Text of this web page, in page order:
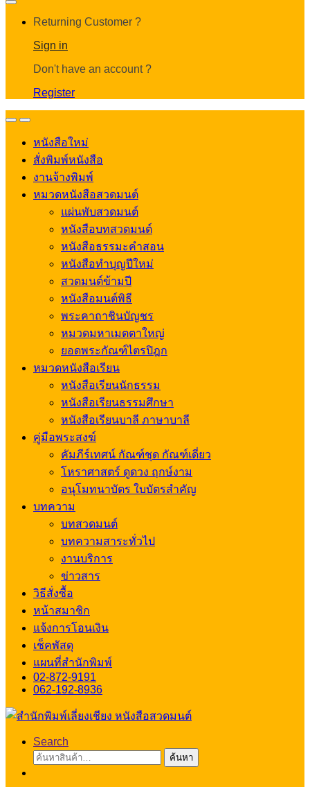
Returning Customer ?
Sign in
Don't have an account ?
Register
OpenClose
หนังสือใหม่
สั่งพิมพ์หนังสือ
งานจ้างพิมพ์
หมวดหนังสือสวดมนต์
แผ่นพับสวดมนต์
หนังสือบทสวดมนต์
หนังสือธรรมะคำสอน
หนังสือทำบุญปีใหม่
สวดมนต์ข้ามปี
หนังสือมนต์พิธี
พระคาถาชินบัญชร
หมวดมหาเมตตาใหญ่
ยอดพระกัณฑ์ไตรปิฎก
หมวดหนังสือเรียน
หนังสือเรียนนักธรรม
หนังสือเรียนธรรมศึกษา
หนังสือเรียนบาลี ภาษาบาลี
คู่มือพระสงฆ์
คัมภีร์เทศน์ กัณฑ์ชุด กัณฑ์เดี่ยว
โหราศาสตร์ ดูดวง ฤกษ์งาม
อนุโมทนาบัตร ใบบัตรสำคัญ
บทความ
บทสวดมนต์
บทความสาระทั่วไป
งานบริการ
ข่าวสาร
วิธีสั่งซื้อ
หน้าสมาชิก
แจ้งการโอนเงิน
เช็คพัสดุ
แผนที่สำนักพิมพ์
02-872-9191
062-192-8936
Search
ค้นหา:
ค้นหา